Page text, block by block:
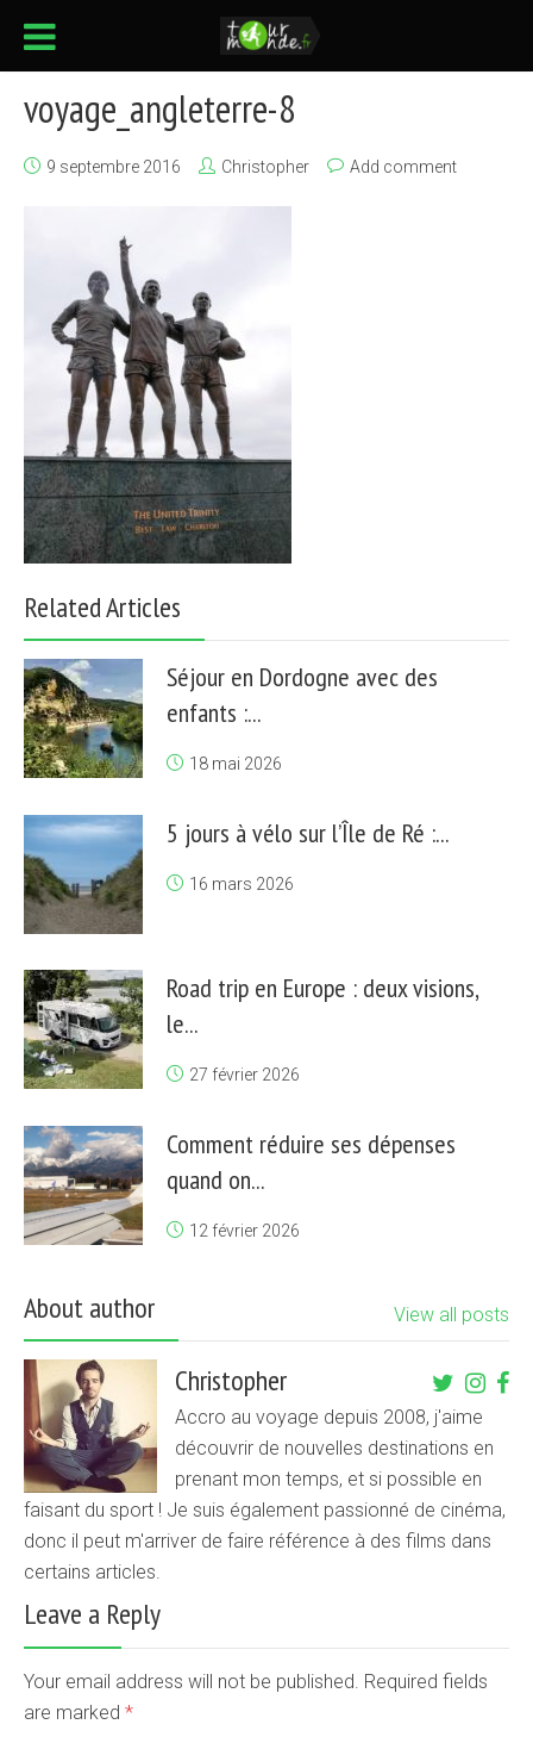
voyage_angleterre-8
9 septembre 2016 Christopher Add comment
Related Articles
Séjour en Dordogne avec des
enfants :...
18 mai 2026
5 jours à vélo sur l’Île de Ré :...
16 mars 2026
Road trip en Europe : deux visions,
le...
27 février 2026
Comment réduire ses dépenses
quand on...
12 février 2026
About author View all posts
Christopher
Accro au voyage depuis 2008, j'aime
découvrir de nouvelles destinations en
prenant mon temps, et si possible en
faisant du sport ! Je suis également passionné de cinéma,
donc il peut m'arriver de faire référence à des films dans
certains articles.
Leave a Reply
Your email address will not be published. Required fields
are marked *